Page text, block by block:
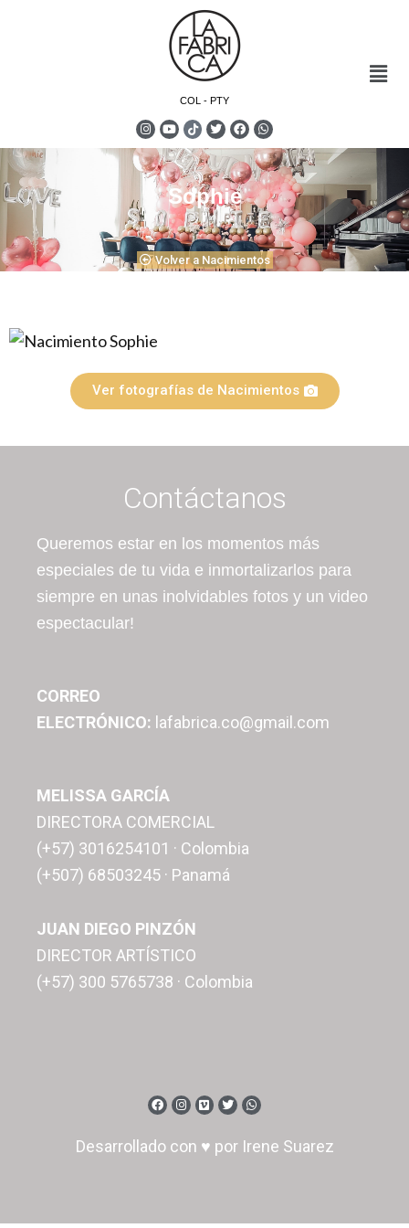
COL - PTY
Sophie
Volver a Nacimientos
Ver fotografías de Nacimientos
Contáctanos
Queremos estar en los momentos más
especiales de tu vida e inmortalizarlos para
siempre en unas inolvidables fotos y un video
espectacular!
CORREO
ELECTRÓNICO: lafabrica.co@gmail.com
MELISSA GARCÍA
DIRECTORA COMERCIAL
(+57) 3016254101 · Colombia
(+507) 68503245 · Panamá
JUAN DIEGO PINZÓN
DIRECTOR ARTÍSTICO
(+57) 300 5765738 · Colombia
Desarrollado con ♥ por Irene Suarez